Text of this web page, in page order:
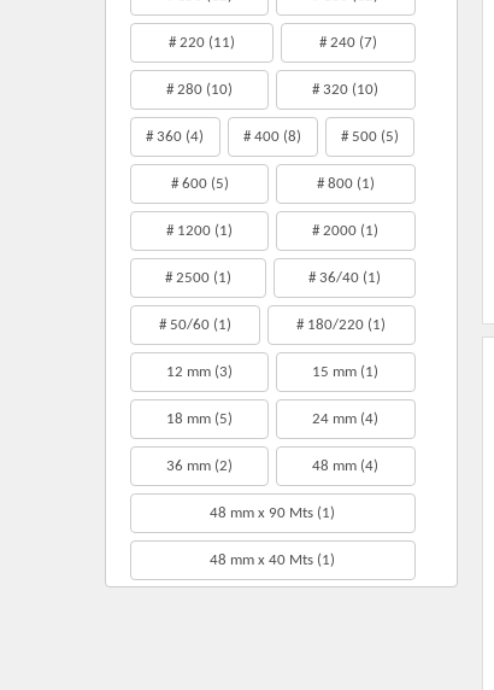
# 220 (11) # 240 (7)
# 280 (10) # 320 (10)
# 360 (4) # 400 (8) # 500 (5)
# 600 (5) # 800 (1)
# 1200 (1) # 2000 (1)
# 2500 (1) # 36/40 (1)
# 50/60 (1) # 180/220 (1)
12 mm (3) 15 mm (1)
18 mm (5) 24 mm (4)
36 mm (2) 48 mm (4)
48 mm x 90 Mts (1)
48 mm x 40 Mts (1)